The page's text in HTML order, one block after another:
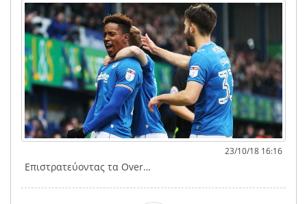
23/10/18 16:16
Επιστρατεύοντας τα Over…